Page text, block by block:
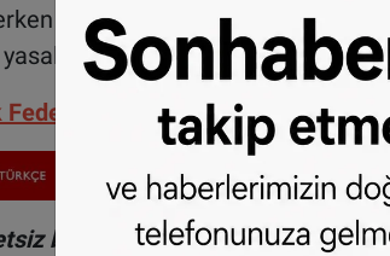
2030’a kadar ülkedeki tüm
planlıyor.
- Unsplash
bültenimize abone olun,